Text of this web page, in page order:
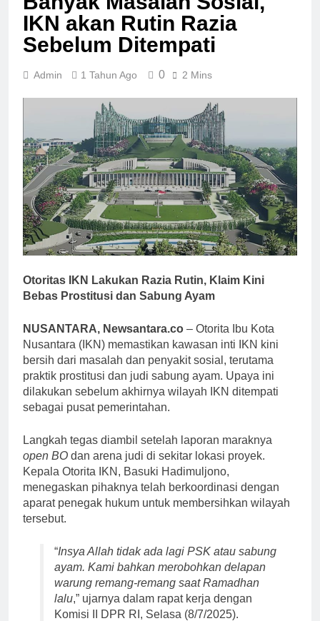
IKN akan Rutin Razia
Sebelum Ditempati
Admin 1 Tahun Ago 0 2 Mins
Otoritas IKN Lakukan Razia Rutin, Klaim Kini
Bebas Prostitusi dan Sabung Ayam
NUSANTARA, Newsantara.co – Otorita Ibu Kota
Nusantara (IKN) memastikan kawasan inti IKN kini
bersih dari masalah dan penyakit sosial, terutama
praktik prostitusi dan judi sabung ayam. Upaya ini
dilakukan sebelum akhirnya wilayah IKN ditempati
sebagai pusat pemerintahan.
Langkah tegas diambil setelah laporan maraknya
open BO dan arena judi di sekitar lokasi proyek.
Kepala Otorita IKN, Basuki Hadimuljono,
menegaskan pihaknya telah berkoordinasi dengan
aparat penegak hukum untuk membersihkan wilayah
tersebut.
“Insya Allah tidak ada lagi PSK atau sabung
ayam. Kami bahkan merobohkan delapan
warung remang-remang saat Ramadhan
lalu,” ujarnya dalam rapat kerja dengan
Komisi II DPR RI, Selasa (8/7/2025).